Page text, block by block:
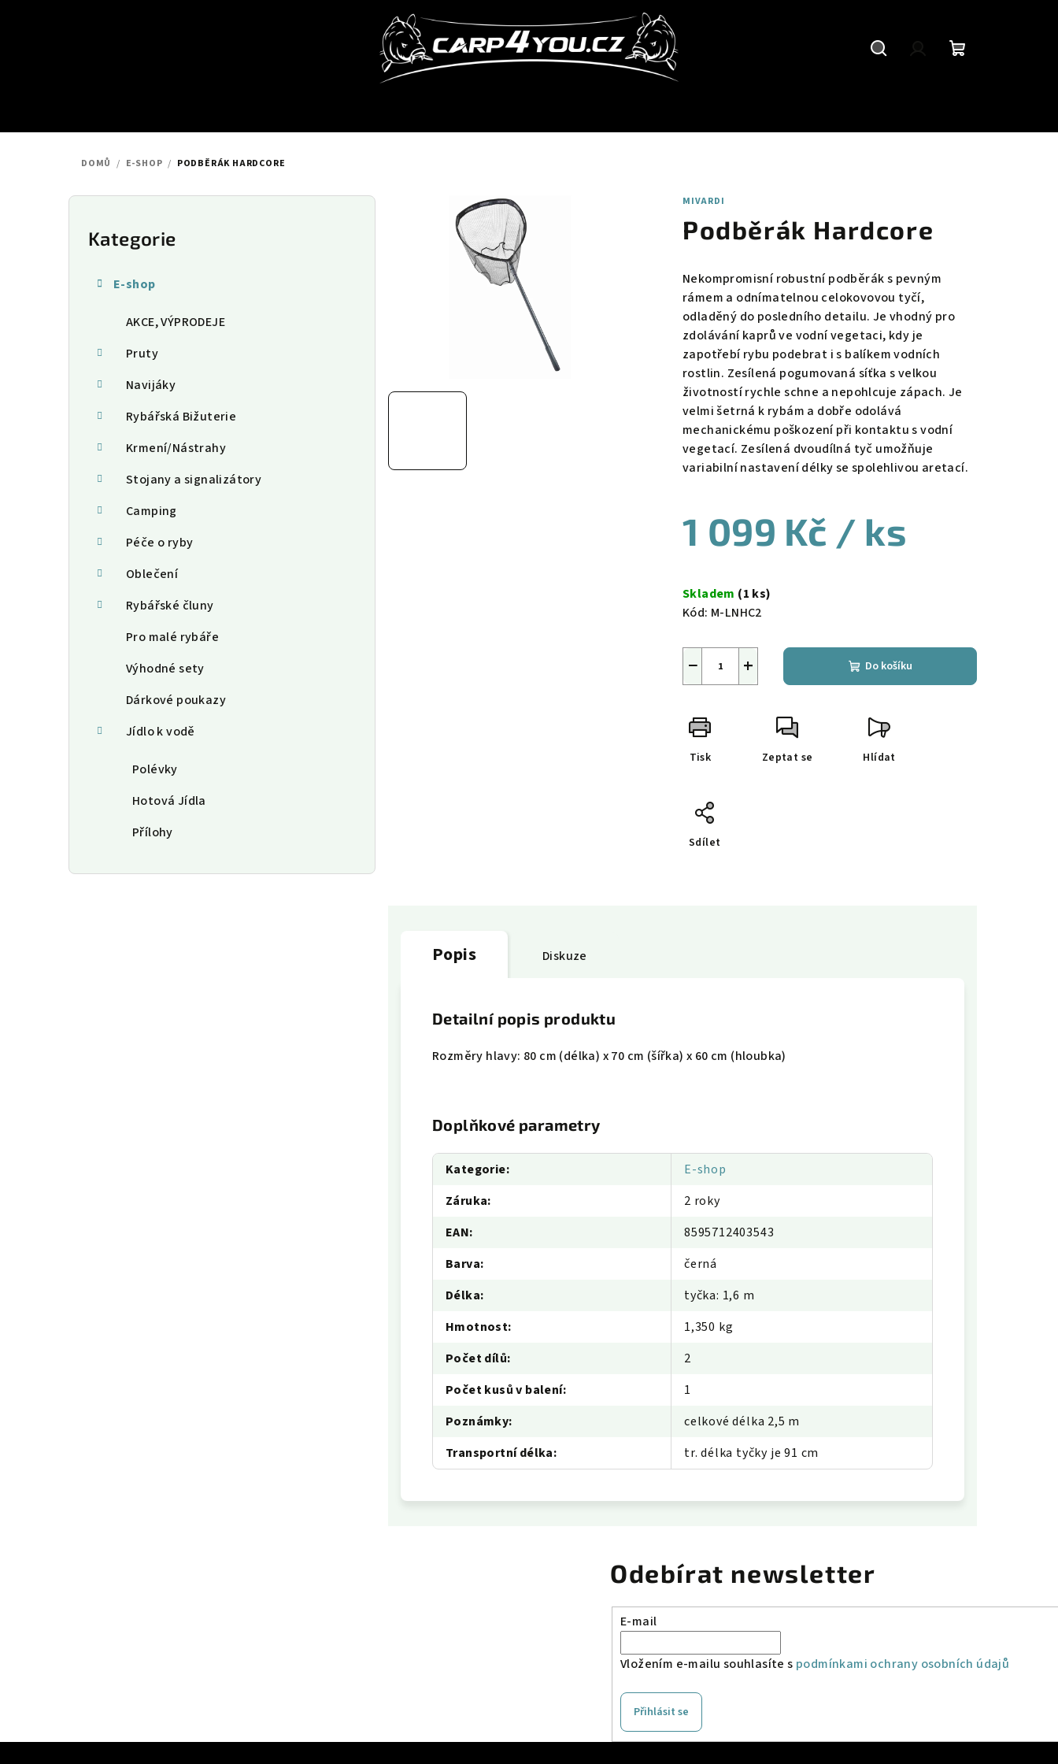
DOMŮ / E-SHOP / PODBĚRÁK HARDCORE
P
Přeskočit
kategorie
Kategorie
E-shop
AKCE, VÝPRODEJE
Pruty
Navijáky
Rybářská Bižuterie
Krmení/Nástrahy
Stojany a signalizátory
Camping
Péče o ryby
Oblečení
Rybářské čluny
Pro malé rybáře
Výhodné sety
Dárkové poukazy
Jídlo k vodě
Polévky
Hotová Jídla
Přílohy
MIVARDI
Podběrák Hardcore
Nekompromisní robustní podběrák s pevným
rámem a odnímatelnou celokovovou tyčí,
odladěný do posledního detailu. Je vhodný pro
zdolávání kaprů ve vodní vegetaci, kdy je
zapotřebí rybu podebrat i s balíkem vodních
rostlin. Zesílená pogumovaná síťka s velkou
životností rychle schne a nepohlcuje zápach. Je
velmi šetrná k rybám a dobře odolává
mechanickému poškození při kontaktu s vodní
vegetací. Zesílená dvoudílná tyč umožňuje
variabilní nastavení délky se spolehlivou aretací.
1 099 Kč / ks
cena:
Skladem (1 ks)
Kód: M-LNHC2
+
− Do košíku
Tisk Zeptat se Hlídat
Sdílet
Popis Diskuze
Detailní popis produktu
Rozměry hlavy: 80 cm (délka) x 70 cm (šířka) x 60 cm (hloubka)
Doplňkové parametry
Kategorie:
E-shop
Záruka:
2 roky
EAN:
8595712403543
Barva:
černá
Délka:
tyčka: 1,6 m
Hmotnost:
1,350 kg
Počet dílů:
2
Počet kusů v balení:
1
Poznámky:
celkové délka 2,5 m
Transportní délka: tr. délka tyčky je 91 cm
Odebírat newsletter
E-mail
Vložením e-mailu souhlasíte s podmínkami ochrany osobních údajů
Přihlásit se